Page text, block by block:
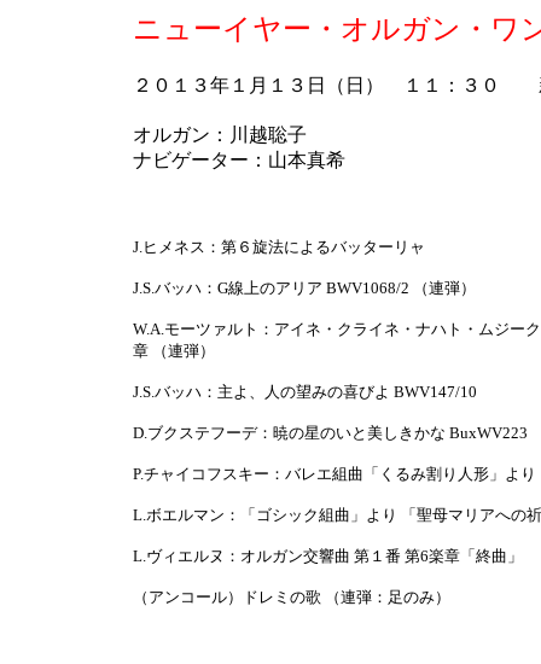
ニューイヤー・オルガン・ワ
２０１３年１月１３日（日） １１：３０
オルガン：川越聡子
ナビゲーター：山本真希
J.ヒメネス：第６旋法によるバッターリャ
J.S.バッハ：G線上のアリア BWV1068/2 （連弾）
W.A.モーツァルト：アイネ・クライネ・ナハト・ムジー
章 （連弾）
J.S.バッハ：主よ、人の望みの喜びよ BWV147/10
D.ブクステフーデ：暁の星のいと美しきかな BuxWV223
P.チャイコフスキー：バレエ組曲「くるみ割り人形」よ
L.ボエルマン：「ゴシック組曲」より 「聖母マリアへの
L.ヴィエルヌ：オルガン交響曲 第１番 第6楽章「終曲」
（アンコール）ドレミの歌 （連弾：足のみ）